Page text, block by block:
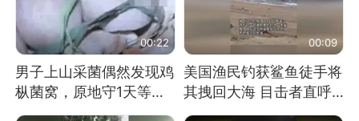
00:22
男子上山采菌偶然发现鸡
枞菌窝，原地守1天等它
长大：挖了140多朵
00:09
美国渔民钓获鲨鱼徒手将
其拽回大海 目击者直呼
震惊 （视频来源：参考